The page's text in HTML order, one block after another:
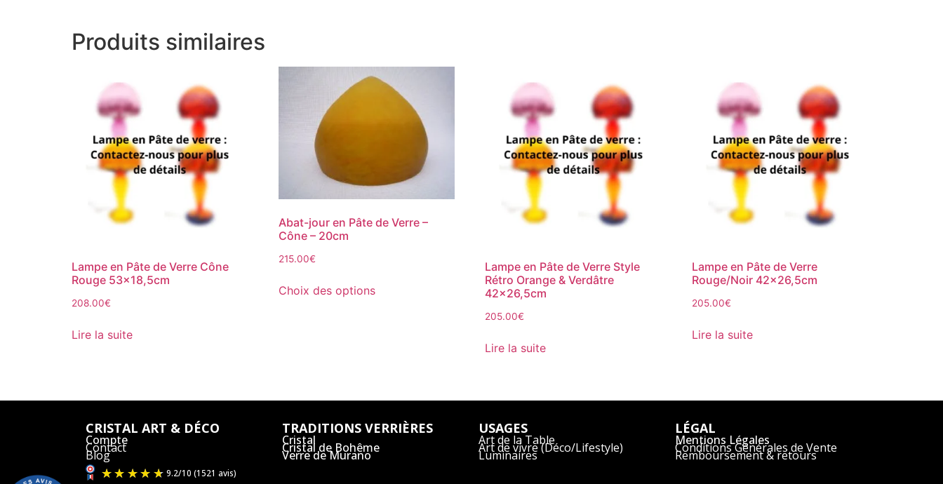
Produits similaires
Lampe en Pâte de Verre Cône
Rouge 53×18,5cm
208.00€
Lire la suite
Abat-jour en Pâte de Verre –
Cône – 20cm
215.00€
Choix des options
Lampe en Pâte de Verre Style
Rétro Orange & Verdâtre
42×26,5cm
205.00€
Lire la suite
Lampe en Pâte de Verre
Rouge/Noir 42×26,5cm
205.00€
Lire la suite
CRISTAL ART & DÉCO
Compte
Contact
Blog
TRADITIONS VERRIÈRES
Cristal
Cristal de Bohême
Verre de Murano
USAGES
Art de la Table
Art de vivre (Déco/Lifestyle)
Luminaires
LÉGAL
Mentions Légales
Conditions Générales de Vente
Remboursement & retours